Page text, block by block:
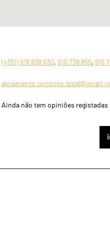
(+351) 918 838 630, 910 738 859, 916
Ainda não tem opiniões registadas